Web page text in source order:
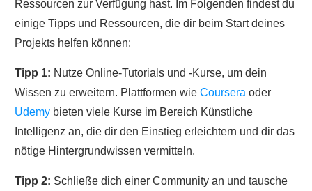
Ressourcen zur Verfügung hast. Im Folgenden findest du
einige Tipps und Ressourcen, die dir beim Start deines
Projekts helfen können:
Tipp 1: Nutze Online-Tutorials und -Kurse, um dein
Wissen zu erweitern. Plattformen wie Coursera oder
Udemy bieten viele Kurse im Bereich Künstliche
Intelligenz an, die dir den Einstieg erleichtern und dir das
nötige Hintergrundwissen vermitteln.
Tipp 2: Schließe dich einer Community an und tausche